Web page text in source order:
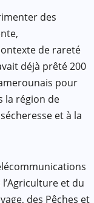
des
de rareté
déjà prêté 200
pour
la région de
et à la
et du
des Pêches et